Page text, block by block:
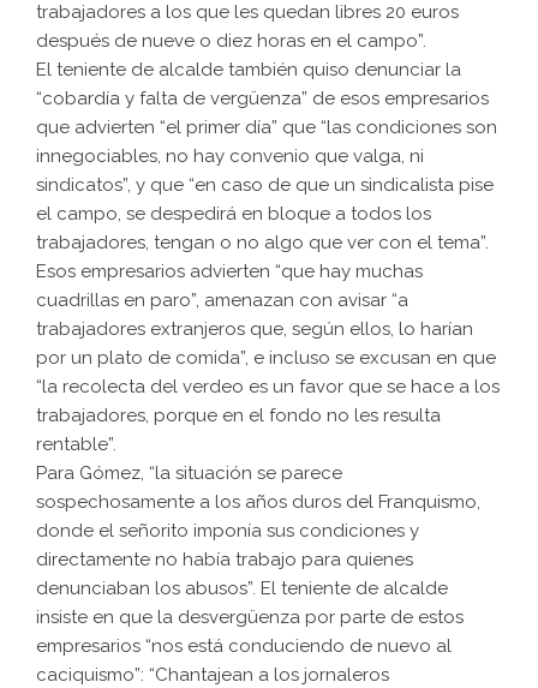
trabajadores a los que les quedan libres 20 euros
después de nueve o diez horas en el campo”.
El teniente de alcalde también quiso denunciar la
“cobardía y falta de vergüenza” de esos empresarios
que advierten “el primer día” que “las condiciones son
innegociables, no hay convenio que valga, ni
sindicatos”, y que “en caso de que un sindicalista pise
el campo, se despedirá en bloque a todos los
trabajadores, tengan o no algo que ver con el tema”.
Esos empresarios advierten “que hay muchas
cuadrillas en paro”, amenazan con avisar “a
trabajadores extranjeros que, según ellos, lo harían
por un plato de comida”, e incluso se excusan en que
“la recolecta del verdeo es un favor que se hace a los
trabajadores, porque en el fondo no les resulta
rentable”.
Para Gómez, “la situación se parece
sospechosamente a los años duros del Franquismo,
donde el señorito imponía sus condiciones y
directamente no había trabajo para quienes
denunciaban los abusos”. El teniente de alcalde
insiste en que la desvergüenza por parte de estos
empresarios “nos está conduciendo de nuevo al
caciquismo”: “Chantajean a los jornaleros